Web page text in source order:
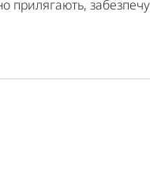
прилягають,